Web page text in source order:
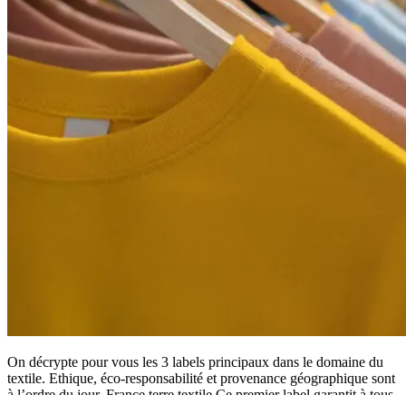
On décrypte pour vous les 3 labels principaux dans le domaine du
textile. Ethique, éco-responsabilité et provenance géographique sont